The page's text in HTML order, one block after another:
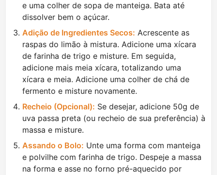
e uma colher de sopa de manteiga. Bata até
dissolver bem o açúcar.
Adição de Ingredientes Secos: Acrescente as
raspas do limão à mistura. Adicione uma xícara
de farinha de trigo e misture. Em seguida,
adicione mais meia xícara, totalizando uma
xícara e meia. Adicione uma colher de chá de
fermento e misture novamente.
Recheio (Opcional): Se desejar, adicione 50g de
uva passa preta (ou recheio de sua preferência) à
massa e misture.
Assando o Bolo: Unte uma forma com manteiga
e polvilhe com farinha de trigo. Despeje a massa
na forma e asse no forno pré-aquecido por